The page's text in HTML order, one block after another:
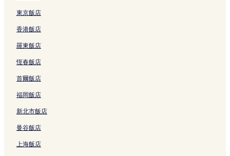
連
結
n
T
w
r
的
連
結
東京飯店
香港飯店
羅東飯店
恆春飯店
首爾飯店
福岡飯店
新北市飯店
曼谷飯店
上海飯店